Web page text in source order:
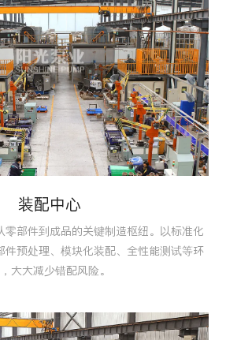
装配中心
零部件到成品的关键制造枢纽。以标准化
件预处理、模块化装配、全性能测试等环
大大减少错配风险。